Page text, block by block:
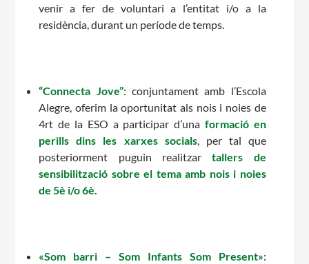
venir a fer de voluntari a l’entitat i/o a la
residència, durant un període de temps.
“Connecta Jove”: conjuntament amb l’Escola
Alegre, oferim la oportunitat als nois i noies de
4rt de la ESO a participar d’una formació en
perills dins les xarxes socials, per tal que
posteriorment puguin realitzartallers de
sensibilització sobre el tema amb nois i noies
de 5è i/o 6è.
«Som barri – Som Infants Som Present»:
La Fundació
Els comptes clars
Memòria d'activitats
Proposta educativa
ACTUALITAT
Butlletins